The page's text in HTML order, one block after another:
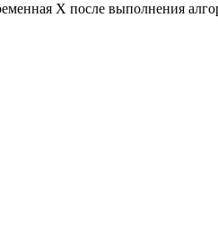
X после выполнения